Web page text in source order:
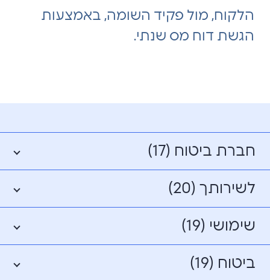
הלקוח, מול פקיד השומה, באמצעות
הגשת דוח מס שנתי.
חברת ביטוח (17)
לשירותך (20)
שימושי (19)
ביטוח (19)